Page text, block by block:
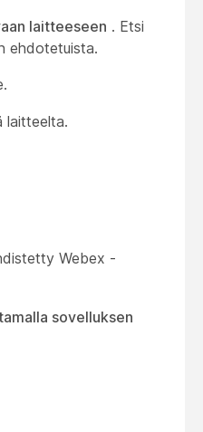
laitteeseen . Etsi
ehdotetuista.
laitteelta.
Webex -
sovelluksen